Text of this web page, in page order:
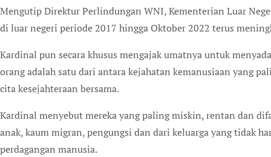
Mengutip Direktur Perlindungan WNI, Kementerian Luar
di luar negeri periode 2017 hingga Oktober 2022 terus
Kardinal pun secara khusus mengajak umatnya untuk
orang adalah satu dari antara kejahatan kemanusiaan yang
cita kesejahteraan bersama.
Kardinal menyebut mereka yang paling miskin, rentan dan
anak, kaum migran, pengungsi dan dari keluarga yang tidak
perdagangan manusia.